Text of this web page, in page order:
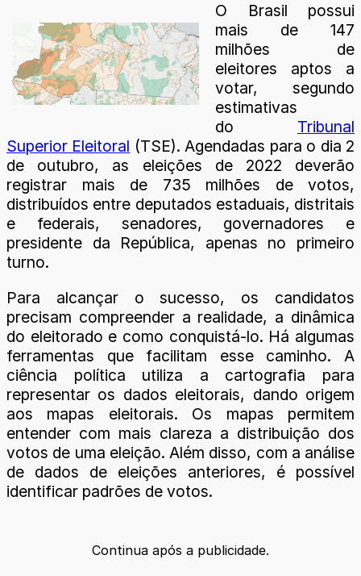
O Brasil possui
mais de 147
milhões de
eleitores aptos a
votar, segundo
estimativas
do Tribunal
Superior Eleitoral (TSE). Agendadas para o dia 2
de outubro, as eleições de 2022 deverão
registrar mais de 735 milhões de votos,
distribuídos entre deputados estaduais, distritais
e federais, senadores, governadores e
presidente da República, apenas no primeiro
turno.
Para alcançar o sucesso, os candidatos
precisam compreender a realidade, a dinâmica
do eleitorado e como conquistá-lo. Há algumas
ferramentas que facilitam esse caminho. A
ciência política utiliza a cartografia para
representar os dados eleitorais, dando origem
aos mapas eleitorais. Os mapas permitem
entender com mais clareza a distribuição dos
votos de uma eleição. Além disso, com a análise
de dados de eleições anteriores, é possível
identificar padrões de votos.
Continua após a publicidade.